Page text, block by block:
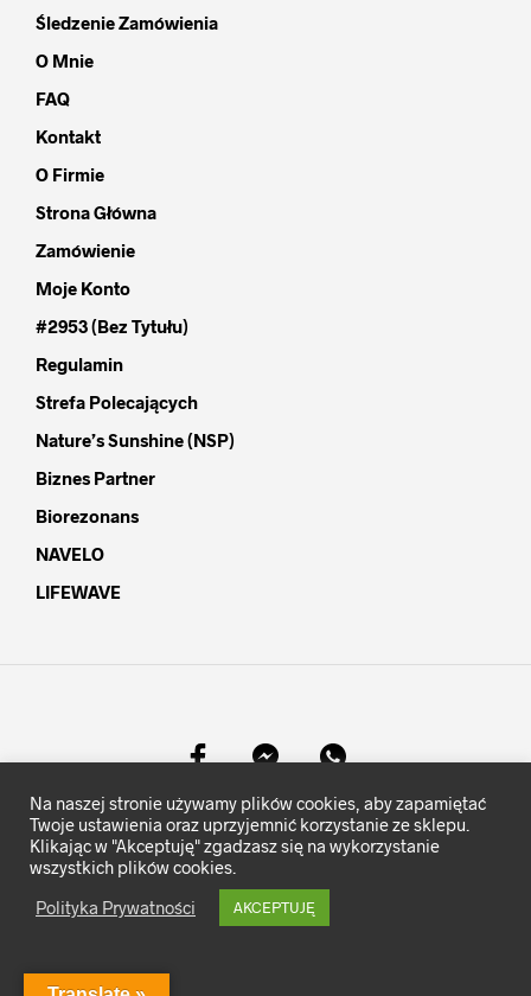
Śledzenie Zamówienia
O Mnie
FAQ
Kontakt
O Firmie
Strona Główna
Zamówienie
Moje Konto
#2953 (bez Tytułu)
Regulamin
Strefa Polecających
Nature’s Sunshine (NSP)
Biznes Partner
Biorezonans
NAVELO
LIFEWAVE
© MocKomfortu.pl- Wszelkie prawa zastrzeżone.
Na naszej stronie używamy plików cookies, aby zapamiętać
Twoje ustawienia oraz uprzyjemnić korzystanie ze sklepu.
Klikając w "Akceptuję" zgadzasz się na wykorzystanie
wszystkich plików cookies.
Polityka Prywatności
AKCEPTUJĘ